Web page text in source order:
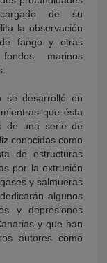
de su
la observación
fango y otras
marinos
se desarrolló en
que ésta
de una serie de
conocidas como
de estructuras
por la extrusión
y salmueras
algunos
y depresiones
y que han
autores como